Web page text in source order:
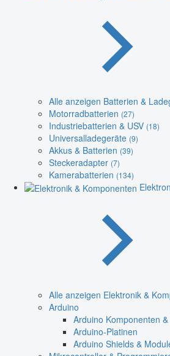
Alle anzeigen Batterien &
Motorradbatterien (27)
Industriebatterien & USV (18)
Universalladegeräte (9)
Akkus & Batterien (39)
Steckeradapter (7)
Kamerabatterien (134)
Alle anzeigen Elektronik &
Arduino
Arduino Komponenten
Arduino-Platinen
Arduino Shields &